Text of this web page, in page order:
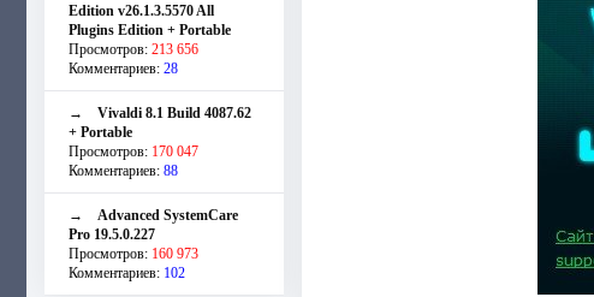
Edition v26.1.3.5570 All
Plugins Edition + Portable
Просмотров: 213 656
Комментариев: 28
→ Vivaldi 8.1 Build 4087.62
+ Portable
Просмотров: 170 047
Комментариев: 88
→ Advanced SystemCare
Pro 19.5.0.227
Просмотров: 160 973
Комментариев: 102